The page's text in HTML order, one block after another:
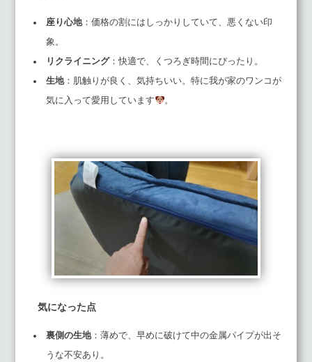
座り心地：価格の割にはしっかりしていて、悪くない印
象。
リクライニング：快適で、くつろぎ時間にぴったり。
生地：肌触りが良く、気持ちいい。特に我が家のワンコが
気に入って愛用しています
。
気になった点
裏側の生地：薄めで、早めに破けて中の金属パイプが出そ
うな不安あり。